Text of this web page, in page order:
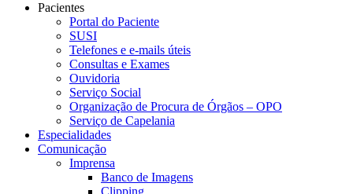
Pacientes
Portal do Paciente
SUSI
Telefones e e-mails úteis
Consultas e Exames
Ouvidoria
Serviço Social
Organização de Procura de Órgãos – OPO
Serviço de Capelania
Especialidades
Comunicação
Imprensa
Banco de Imagens
Clipping